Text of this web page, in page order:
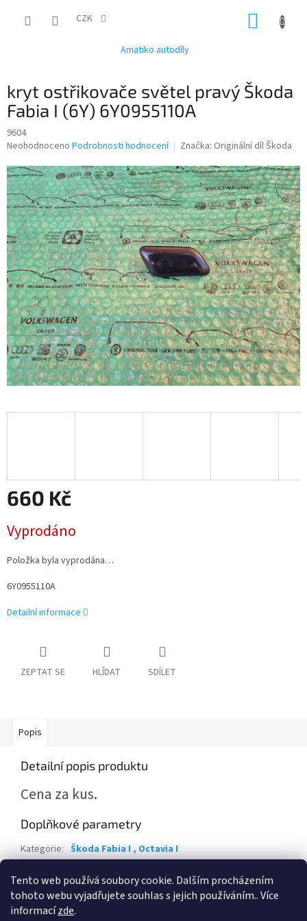
Tento web používá soubory cookie. Dalším procházením
tohoto webu vyjadřujete souhlas s jejich používáním.. Více
informacízde.
CZK
Amatiko autodíly
kryt ostřikovače světel pravý Škoda
Fabia I (6Y) 6Y0955110A
9604
Průměrné
produktu
je
0,0
z
5
hvězdiček.
Neohodnoceno Podrobnosti hodnocení Značka: Originální díl Škoda
660 Kč
cena:
Vyprodáno
Položka byla vyprodána…
6Y0955110A
Detailní informace
ZEPTAT SE HLÍDAT SDÍLET
Popis
Detailní popis produktu
Cena za kus.
Doplňkové parametry
Kategorie: Škoda Fabia I , Octavia I
Položka byla vyprodána…